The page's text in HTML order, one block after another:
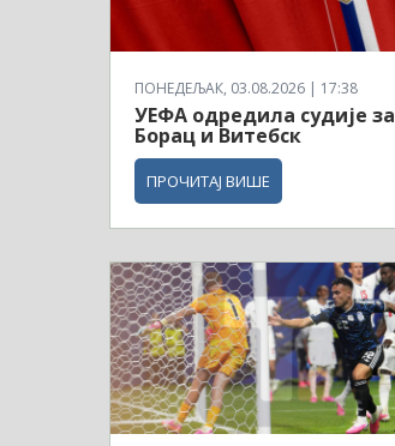
ПОНЕДЕЉАК, 03.08.2026 | 17:38
УЕФА одредила судије за
Борац и Витебск
ПРОЧИТАЈ ВИШЕ